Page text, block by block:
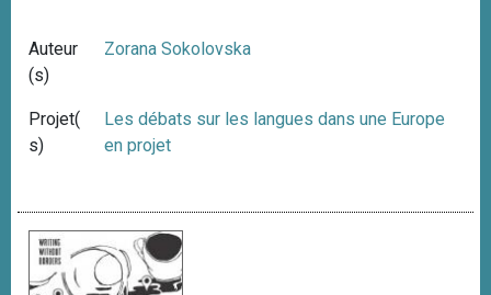
Auteur
(s)
Zorana Sokolovska
Projet(
s)
Les débats sur les langues dans une Europe
en projet